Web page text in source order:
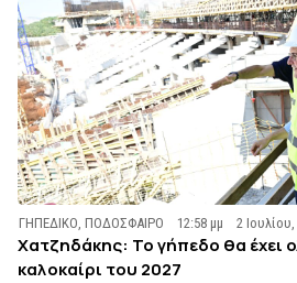
ΓΗΠΕΔΙΚΟ, ΠΟΔΟΣΦΑΙΡΟ 12:58 μμ 2
Χατζηδάκης: Το γήπεδο θα έχει
καλοκαίρι του 2027